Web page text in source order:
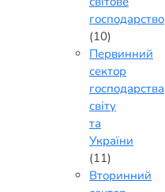
господарство
(10)
Первинний
сектор
господарства
світу
та
України
(11)
Вторинний